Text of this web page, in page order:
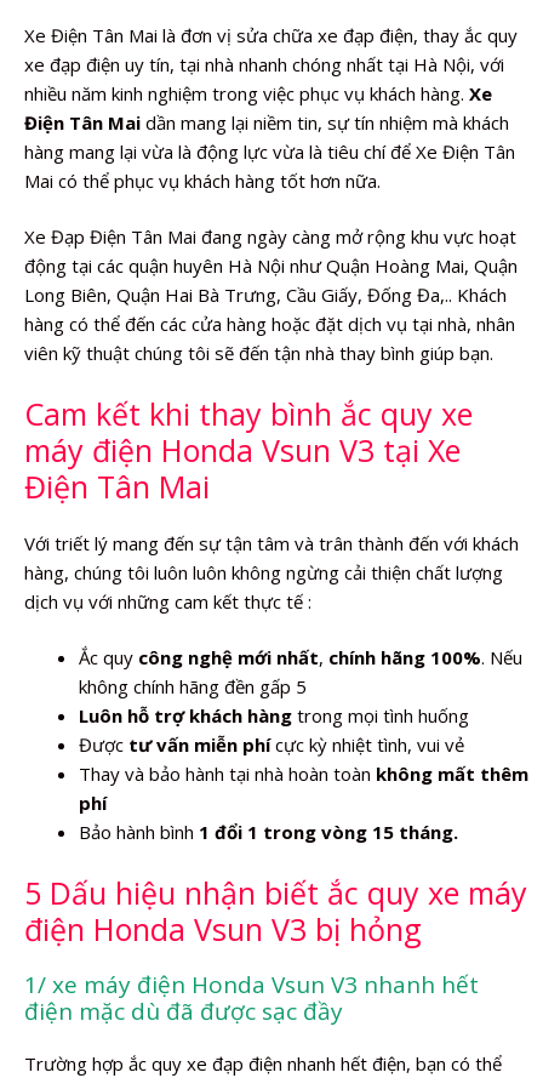
Xe Điện Tân Mai là đơn vị sửa chữa xe đạp điện, thay ắc quy
xe đạp điện uy tín, tại nhà nhanh chóng nhất tại Hà Nội, với
nhiều năm kinh nghiệm trong việc phục vụ khách hàng. Xe
Điện Tân Mai dần mang lại niềm tin, sự tín nhiệm mà khách
hàng mang lại vừa là động lực vừa là tiêu chí để Xe Điện Tân
Mai có thể phục vụ khách hàng tốt hơn nữa.
Xe Đạp Điện Tân Mai đang ngày càng mở rộng khu vực hoạt
động tại các quận huyên Hà Nội như Quận Hoàng Mai, Quận
Long Biên, Quận Hai Bà Trưng, Cầu Giấy, Đống Đa,.. Khách
hàng có thể đến các cửa hàng hoặc đặt dịch vụ tại nhà, nhân
viên kỹ thuật chúng tôi sẽ đến tận nhà thay bình giúp bạn.
Cam kết khi thay bình ắc quy xe
máy điện Honda Vsun V3 tại Xe
Điện Tân Mai
Với triết lý mang đến sự tận tâm và trân thành đến với khách
hàng, chúng tôi luôn luôn không ngừng cải thiện chất lượng
dịch vụ với những cam kết thực tế :
Ắc quy công nghệ mới nhất, chính hãng 100%. Nếu
không chính hãng đền gấp 5
Luôn hỗ trợ khách hàng trong mọi tình huống
Được tư vấn miễn phícực kỳ nhiệt tình, vui vẻ
Thay và bảo hành tại nhà hoàn toàn không mất thêm
phí
Bảo hành bình 1 đổi 1 trong vòng 15 tháng.
5 Dấu hiệu nhận biết ắc quy xe máy
điện Honda Vsun V3 bị hỏng
1/ xe máy điện Honda Vsun V3 nhanh hết
điện mặc dù đã được sạc đầy
Trường hợp ắc quy xe đạp điện nhanh hết điện, bạn có thể